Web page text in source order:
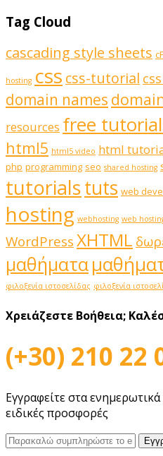
Tag Cloud
cascading style sheets
hosting css css-tutorial
domain names
resources free
html5 html5 video html
php programming seo shared hosting
tutorialstuts web
hosting webhosting web
WordPressXHTML
μαθήματα
φιλοξενία ιστοσελίδας φιλοξενία
Χρειάζεστε Βοήθεια;
(+30) 210 22
Εγγραφείτε στα
ειδικές προσφορές